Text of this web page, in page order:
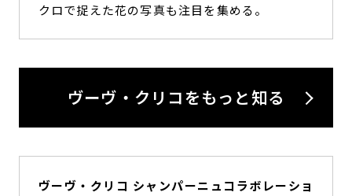
クロで捉えた花の写真も注目を集める。
ヴーヴ・クリコをもっと知る
ヴーヴ・クリコ シャンパーニュコラボレーショ